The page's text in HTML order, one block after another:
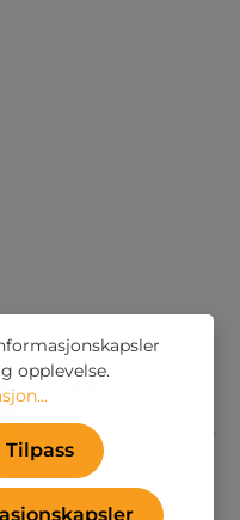
opplevelse.
Tilpass